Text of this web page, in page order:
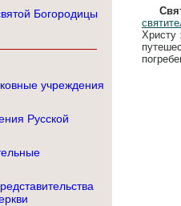
Богородицы
учреждения
Русской
Христу